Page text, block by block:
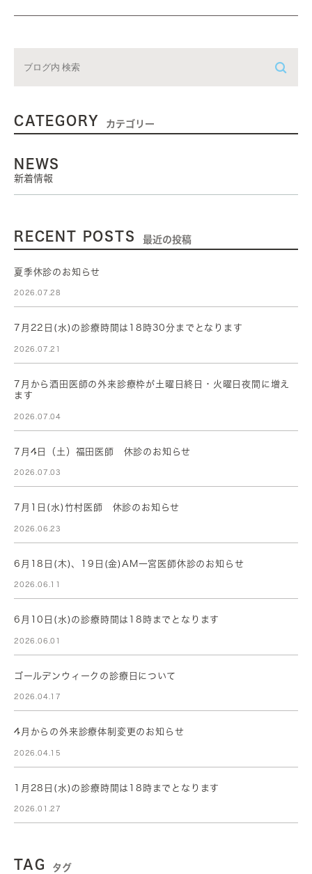
CATEGORY カテゴリー
NEWS
新着情報
RECENT POSTS 最近の投稿
夏季休診のお知らせ
2026.07.28
7月22日(水)の診療時間は18時30分までとなります
2026.07.21
7月から酒田医師の外来診療枠が土曜日終日・火曜日夜間に増え
ます
2026.07.04
7月4日（土）福田医師 休診のお知らせ
2026.07.03
7月1日(水)竹村医師 休診のお知らせ
2026.06.23
6月18日(木)、19日(金)AM一宮医師休診のお知らせ
2026.06.11
6月10日(水)の診療時間は18時までとなります
2026.06.01
ゴールデンウィークの診療日について
2026.04.17
4月からの外来診療体制変更のお知らせ
2026.04.15
1月28日(水)の診療時間は18時までとなります
2026.01.27
TAG タグ